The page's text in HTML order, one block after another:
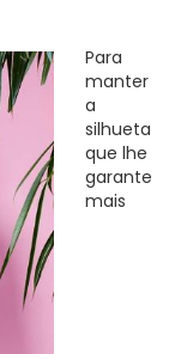
Para
manter
a
silhueta
que lhe
garante
mais